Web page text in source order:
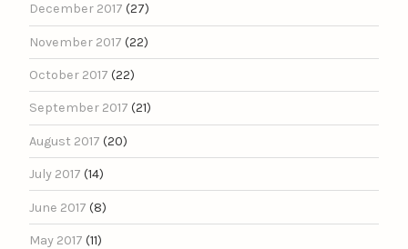
December 2017 (27)
November 2017 (22)
October 2017 (22)
September 2017 (21)
August 2017 (20)
July 2017 (14)
June 2017 (8)
May 2017 (11)